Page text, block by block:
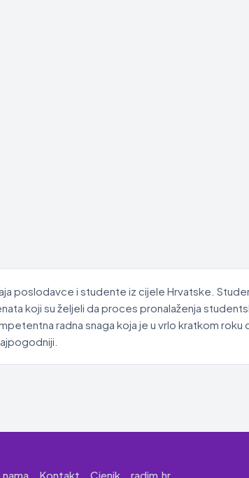
poslodavce i studente iz cijele Hrvatske.
koji su željeli da proces pronalaženja
radna snaga koja je u vrlo kratkom roku
nama Kontakt Cjenik radim.hr